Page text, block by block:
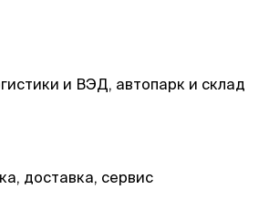
и ВЭД, автопарк и склад
доставка, сервис